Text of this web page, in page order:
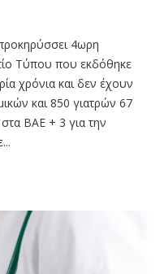
4ωρη
Τύπου που εκδόθηκε
χρόνια και δεν έχουν
και 850 γιατρών 67
ΒΑΕ + 3 για την